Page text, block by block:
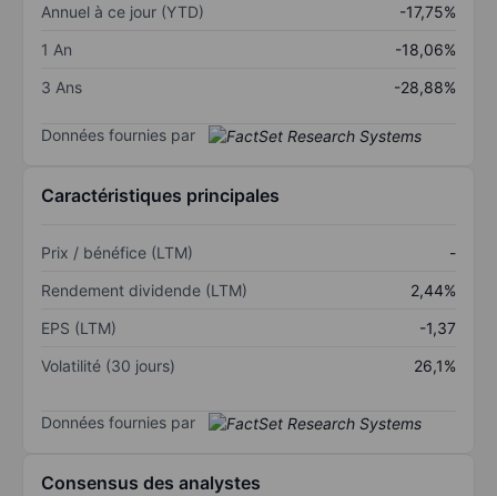
Annuel à ce jour (YTD)
-17,75%
1 An
-18,06%
3 Ans
-28,88%
Données fournies par
Caractéristiques principales
Prix / bénéfice (LTM)
-
Rendement dividende (LTM)
2,44%
EPS (LTM)
-1,37
Volatilité (30 jours)
26,1%
Données fournies par
Consensus des analystes